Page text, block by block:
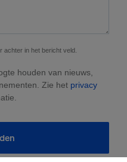
achter in het bericht veld.
houden van nieuws,
Zie het privacy